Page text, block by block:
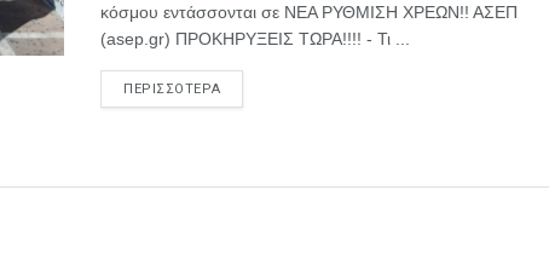
κόσμου εντάσσονται σε ΝΕΑ ΡΥΘΜΙΣΗ ΧΡΕΩΝ!! ΑΣΕΠ
(asep.gr) ΠΡΟΚΗΡΥΞΕΙΣ ΤΩΡΑ!!!! - Τι ...
ΠΕΡΙΣΣΟΤΕΡΑ